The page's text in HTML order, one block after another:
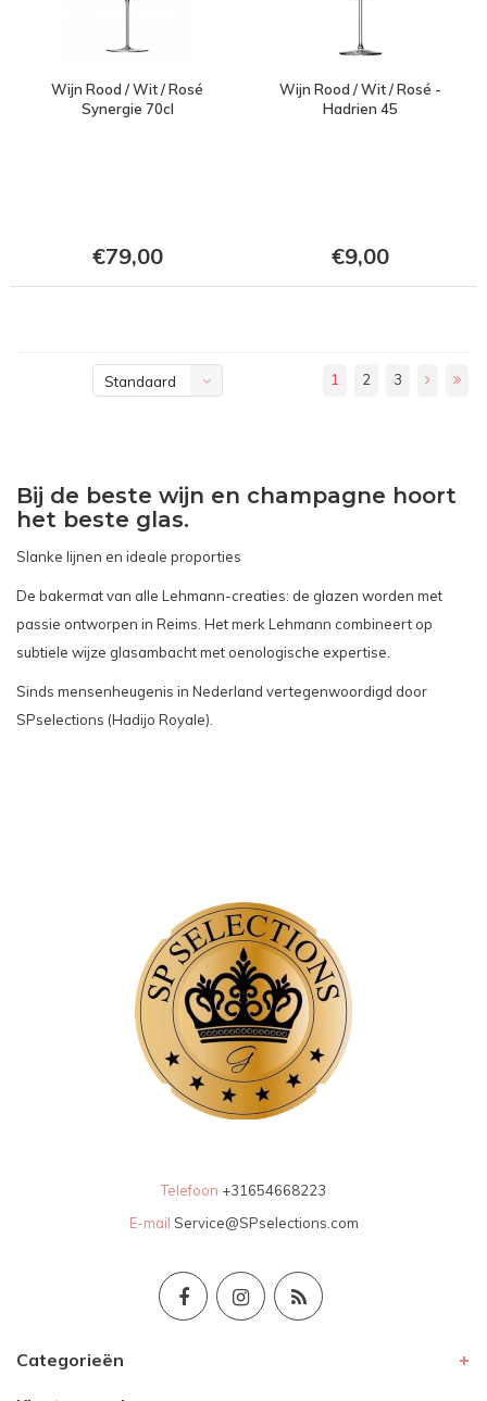
Wijn Rood / Wit / Rosé
Synergie 70cl
€79,00
Wijn Rood / Wit / Rosé -
Hadrien 45
€9,00
Standaard 1 2 3
Bij de beste wijn en champagne hoort
het beste glas.
Slanke lijnen en ideale proporties
De bakermat van alle Lehmann-creaties: de glazen worden met
passie ontworpen in Reims. Het merk Lehmann combineert op
subtiele wijze glasambacht met oenologische expertise.
Sinds mensenheugenis in Nederland vertegenwoordigd door
SPselections (Hadijo Royale).
Telefoon +31654668223
E-mail Service@SPselections.com
Categorieën